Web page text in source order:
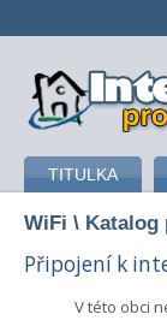
připojení
TITULKA
WiFi \ Katalog
Připojení k
V této obci